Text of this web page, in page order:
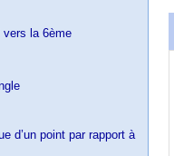
vers la 6ème
d’un point par rapport à